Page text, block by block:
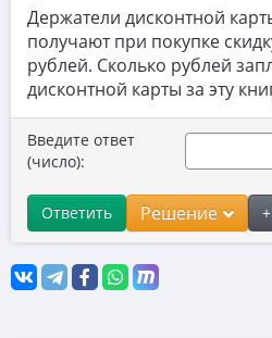
4. Вычисления по формуле
5. Теория вероятностей
6. Выбор подходящих
7. Функции и производные
9. Фигуры на квадратной
10. Прикладные задачи по
Держатели дисконтной
получают при покупке
рублей. Сколько рублей
дисконтной карты за эту
Введите ответ
(число):
Ответить Решение